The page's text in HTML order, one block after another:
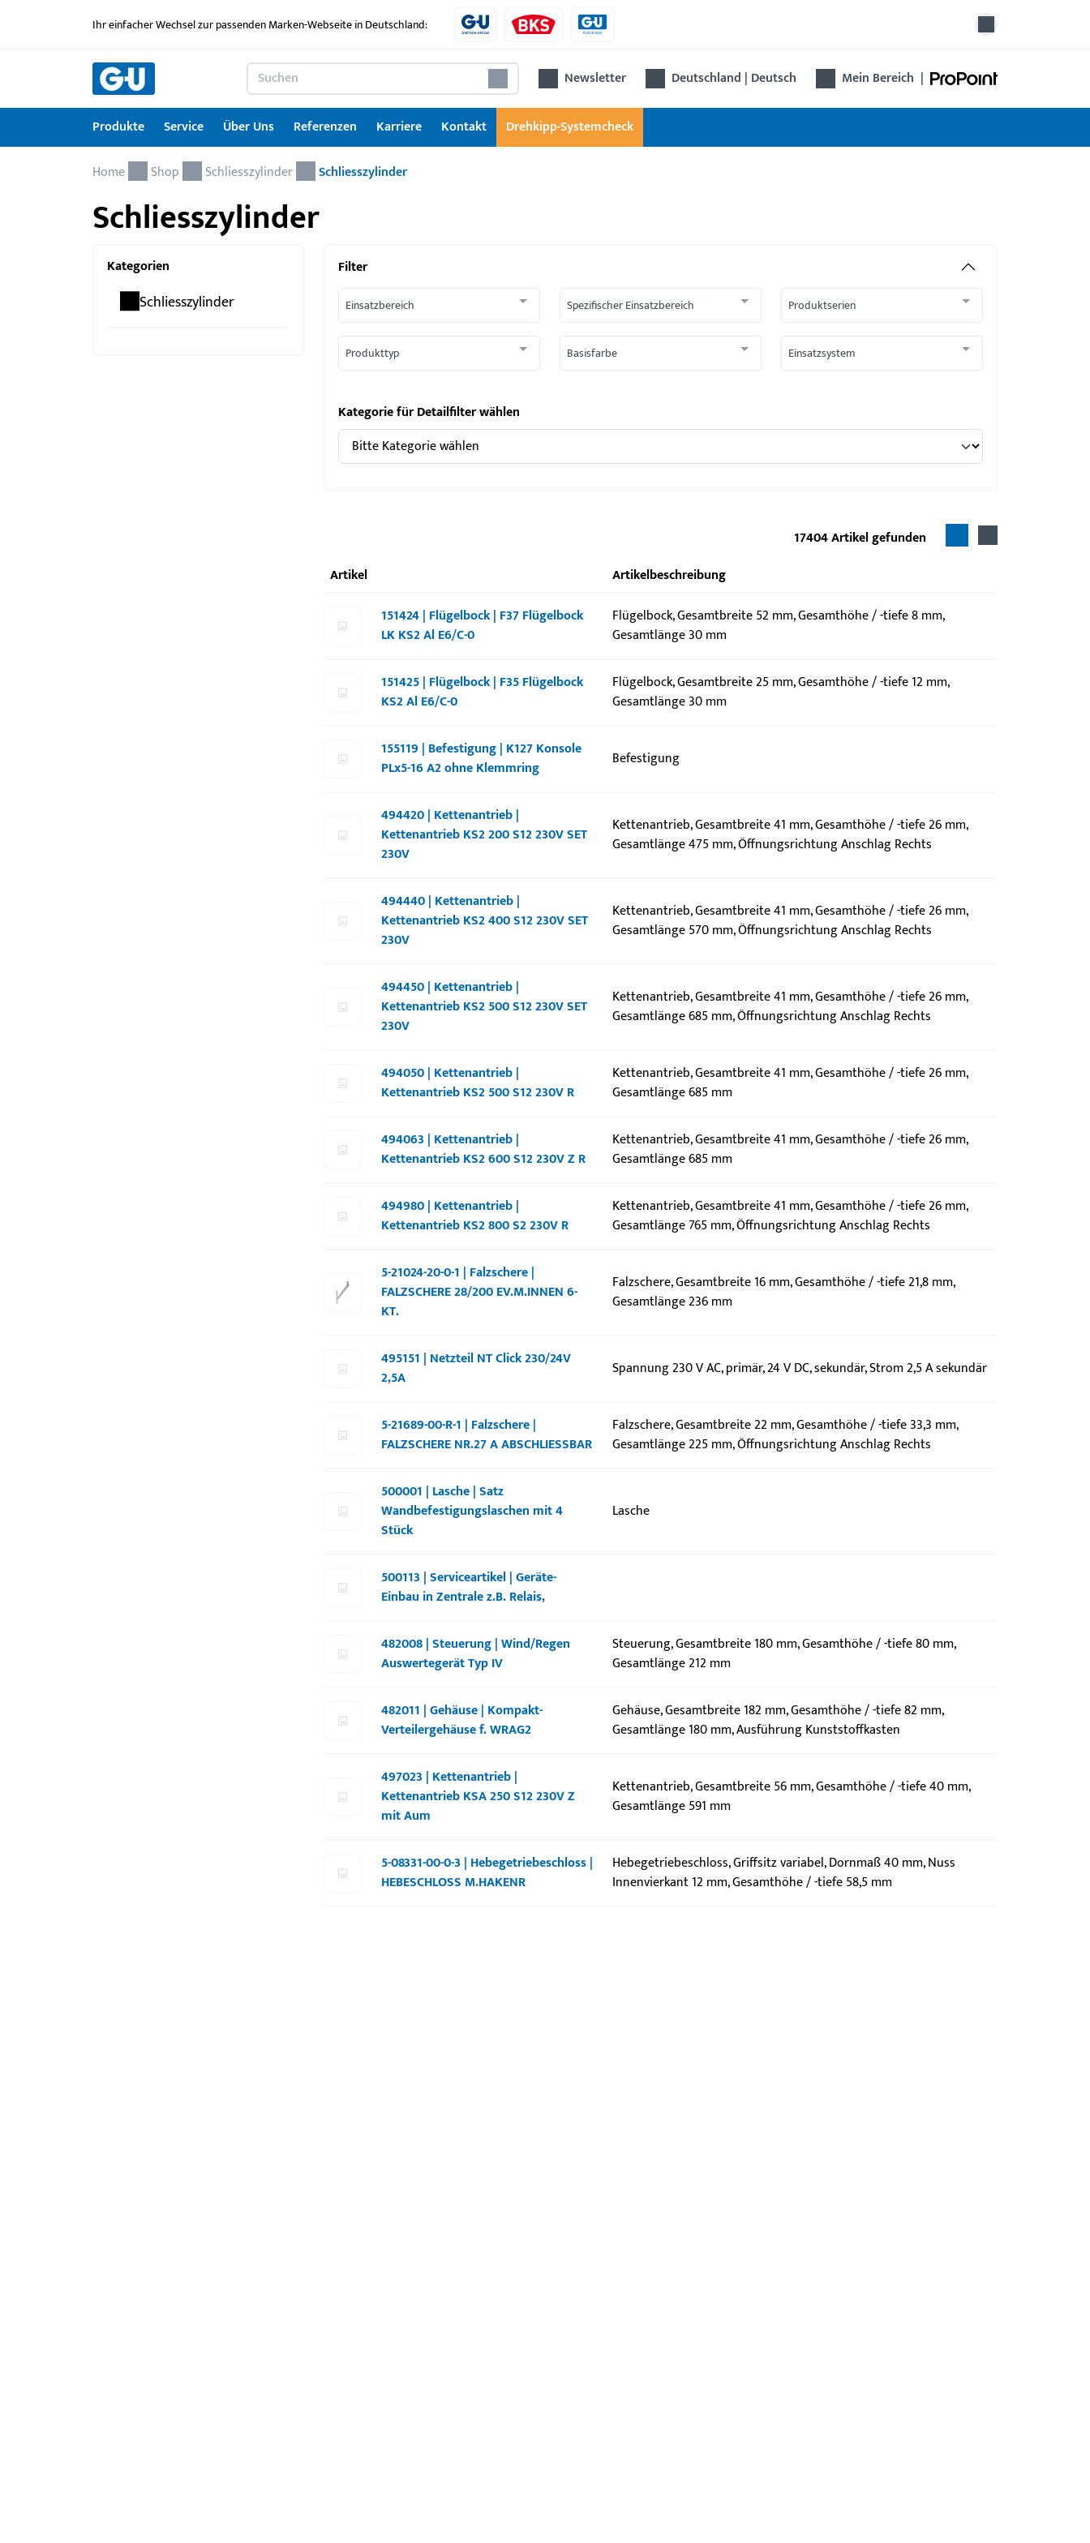
Ihr einfacher Wechsel zur passenden Marken-Webseite in Deutschland:
Newsletter Deutschland | Deutsch Mein Bereich |
Produkte
Produkte
Fenstertechnik
Türschwellen
Montagematerial
Service
Service
Serviceleistungen im Überblick
GU Lizenzierungen
Downloadportal
Über Uns
Über Uns
News
Referenzen
Referenzen
Karriere
Karriere
Arbeitgebermarke
Jobportal
Kontakt
Kontakt
Kontaktformular
Drehkipp-Systemcheck
Drehkipp-Systemcheck
Home Shop Schliesszylinder Schliesszylinder
Schliesszylinder
Kategorien
Schliesszylinder
Filter
Einsatzbereich Spezifischer Einsatzbereich Produktserien
Produkttyp Basisfarbe Einsatzsystem
Kategorie für Detailfilter wählen
17404Artikel gefunden
Artikel
Artikelbeschreibung
151424 | Flügelbock | F37 Flügelbock
LK KS2 Al E6/C-0
Flügelbock, Gesamtbreite 52 mm, Gesamthöhe / -tiefe 8 mm,
Gesamtlänge 30 mm
151425 | Flügelbock | F35 Flügelbock
KS2 Al E6/C-0
Flügelbock, Gesamtbreite 25 mm, Gesamthöhe / -tiefe 12 mm,
Gesamtlänge 30 mm
155119 | Befestigung | K127 Konsole
PLx5-16 A2 ohne Klemmring
Befestigung
494420 | Kettenantrieb |
Kettenantrieb KS2 200 S12 230V SET
230V
Kettenantrieb, Gesamtbreite 41 mm, Gesamthöhe / -tiefe 26 mm,
Gesamtlänge 475 mm, Öffnungsrichtung Anschlag Rechts
494440 | Kettenantrieb |
Kettenantrieb KS2 400 S12 230V SET
230V
Kettenantrieb, Gesamtbreite 41 mm, Gesamthöhe / -tiefe 26 mm,
Gesamtlänge 570 mm, Öffnungsrichtung Anschlag Rechts
494450 | Kettenantrieb |
Kettenantrieb KS2 500 S12 230V SET
230V
Kettenantrieb, Gesamtbreite 41 mm, Gesamthöhe / -tiefe 26 mm,
Gesamtlänge 685 mm, Öffnungsrichtung Anschlag Rechts
494050 | Kettenantrieb |
Kettenantrieb KS2 500 S12 230V R
Kettenantrieb, Gesamtbreite 41 mm, Gesamthöhe / -tiefe 26 mm,
Gesamtlänge 685 mm
494063 | Kettenantrieb |
Kettenantrieb KS2 600 S12 230V Z R
Kettenantrieb, Gesamtbreite 41 mm, Gesamthöhe / -tiefe 26 mm,
Gesamtlänge 685 mm
494980 | Kettenantrieb |
Kettenantrieb KS2 800 S2 230V R
Kettenantrieb, Gesamtbreite 41 mm, Gesamthöhe / -tiefe 26 mm,
Gesamtlänge 765 mm, Öffnungsrichtung Anschlag Rechts
5-21024-20-0-1 | Falzschere |
FALZSCHERE 28/200 EV.M.INNEN 6-
KT.
Falzschere, Gesamtbreite 16 mm, Gesamthöhe / -tiefe 21,8 mm,
Gesamtlänge 236 mm
495151 | Netzteil NT Click 230/24V
2,5A
Spannung 230 V AC, primär, 24 V DC, sekundär, Strom 2,5 A sekundär
5-21689-00-R-1 | Falzschere |
FALZSCHERE NR.27 A ABSCHLIESSBAR
Falzschere, Gesamtbreite 22 mm, Gesamthöhe / -tiefe 33,3 mm,
Gesamtlänge 225 mm, Öffnungsrichtung Anschlag Rechts
500001 | Lasche | Satz
Wandbefestigungslaschen mit 4
Stück
Lasche
500113 | Serviceartikel | Geräte-
Einbau in Zentrale z.B. Relais,
482008 | Steuerung | Wind/Regen
Auswertegerät Typ IV
Steuerung, Gesamtbreite 180 mm, Gesamthöhe / -tiefe 80 mm,
Gesamtlänge 212 mm
482011 | Gehäuse | Kompakt-
Verteilergehäuse f. WRAG2
Gehäuse, Gesamtbreite 182 mm, Gesamthöhe / -tiefe 82 mm,
Gesamtlänge 180 mm, Ausführung Kunststoffkasten
497023 | Kettenantrieb |
Kettenantrieb KSA 250 S12 230V Z
mit Aum
Kettenantrieb, Gesamtbreite 56 mm, Gesamthöhe / -tiefe 40 mm,
Gesamtlänge 591 mm
5-08331-00-0-3 | Hebegetriebeschloss |
HEBESCHLOSS M.HAKENR
Hebegetriebeschloss, Griffsitz variabel, Dornmaß 40 mm, Nuss
Innenvierkant 12 mm, Gesamthöhe / -tiefe 58,5 mm